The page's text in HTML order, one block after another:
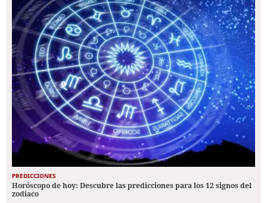
PREDICCIONES
Horóscopo de hoy: Descubre las predicciones para los 12 signos del
zodiaco